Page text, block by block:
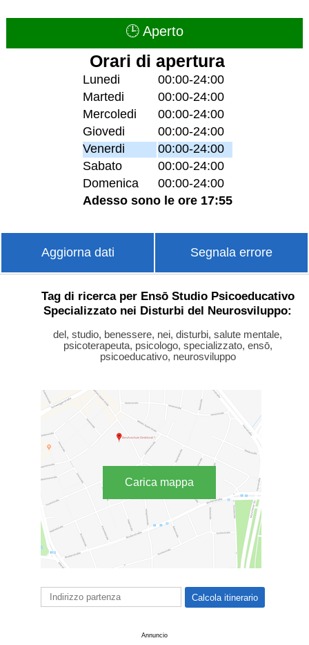
🕒 Aperto
Orari di apertura
Lunedi
00:00-24:00
Martedi
00:00-24:00
Mercoledi
00:00-24:00
Giovedi
00:00-24:00
Venerdi
00:00-24:00
Sabato
00:00-24:00
Domenica
00:00-24:00
Adesso sono le ore 17:55
Aggiorna dati Segnala errore
Tag di ricerca per Ensō Studio Psicoeducativo
Specializzato nei Disturbi del Neurosviluppo:
del, studio, benessere, nei, disturbi, salute mentale,
psicoterapeuta, psicologo, specializzato, ensō,
psicoeducativo, neurosviluppo
Carica mappa
Annuncio